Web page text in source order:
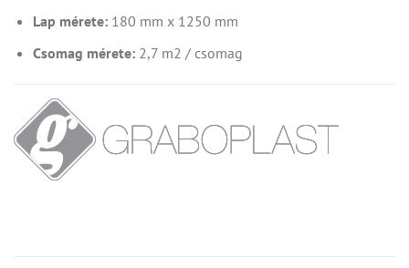
Lap mérete:180 mm x 1250 mm
Csomag mérete:2,7 m2 / csomag